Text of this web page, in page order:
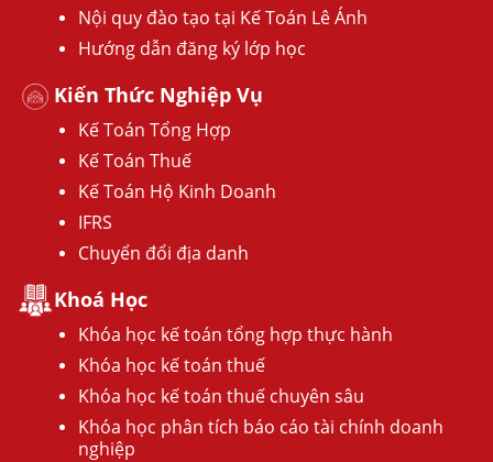
Nội quy đào tạo tại Kế Toán Lê Ánh
Hướng dẫn đăng ký lớp học
Kiến Thức Nghiệp Vụ
Kế Toán Tổng Hợp
Kế Toán Thuế
Kế Toán Hộ Kinh Doanh
IFRS
Chuyển đổi địa danh
Khoá Học
Khóa học kế toán tổng hợp thực hành
Khóa học kế toán thuế
Khóa học kế toán thuế chuyên sâu
Khóa học phân tích báo cáo tài chính doanh
nghiệp